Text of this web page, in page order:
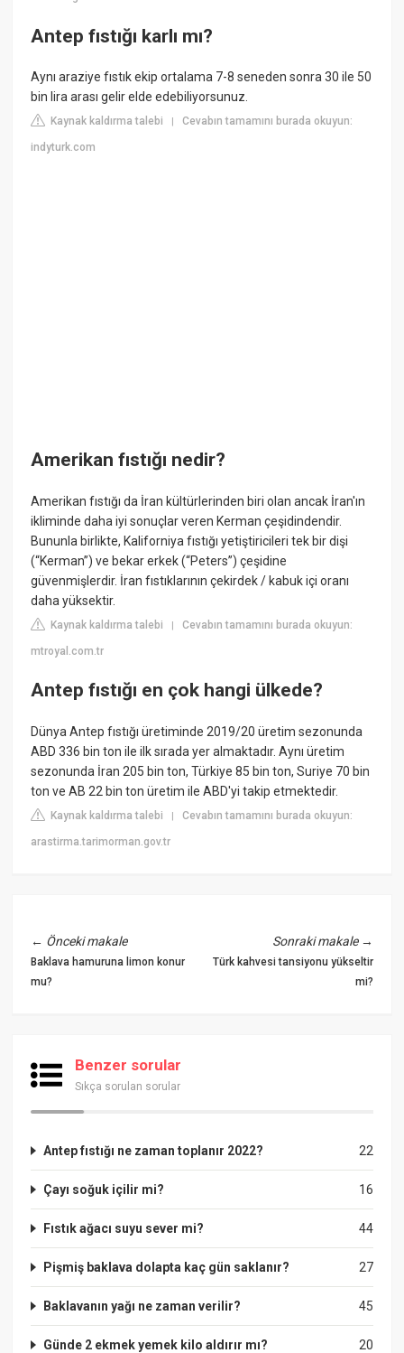
Antep fıstığı karlı mı?
Aynı araziye fıstık ekip ortalama 7-8 seneden sonra 30 ile 50
bin lira arası gelir elde edebiliyorsunuz.
Kaynak kaldırma talebi |Cevabın tamamını burada okuyun:
indyturk.com
Amerikan fıstığı nedir?
Amerikan fıstığı da İran kültürlerinden biri olan ancak İran'ın
ikliminde daha iyi sonuçlar veren Kerman çeşidindendir.
Bununla birlikte, Kaliforniya fıstığı yetiştiricileri tek bir dişi
(“Kerman”) ve bekar erkek (“Peters”) çeşidine
güvenmişlerdir. İran fıstıklarının çekirdek / kabuk içi oranı
daha yüksektir.
Kaynak kaldırma talebi |Cevabın tamamını burada okuyun:
mtroyal.com.tr
Antep fıstığı en çok hangi ülkede?
Dünya Antep fıstığı üretiminde 2019/20 üretim sezonunda
ABD 336 bin ton ile ilk sırada yer almaktadır. Aynı üretim
sezonunda İran 205 bin ton, Türkiye 85 bin ton, Suriye 70 bin
ton ve AB 22 bin ton üretim ile ABD'yi takip etmektedir.
Kaynak kaldırma talebi |Cevabın tamamını burada okuyun:
arastirma.tarimorman.gov.tr
← Önceki makale
Baklava hamuruna limon konur
mu?
Sonraki makale→
Türk kahvesi tansiyonu yükseltir
mi?
Benzer sorular
Sıkça sorulan sorular
22
Antep fıstığı ne zaman toplanır 2022?
16
Çayı soğuk içilir mi?
44
Fıstık ağacı suyu sever mi?
27
Pişmiş baklava dolapta kaç gün saklanır?
45
Baklavanın yağı ne zaman verilir?
20
Günde 2 ekmek yemek kilo aldırır mı?